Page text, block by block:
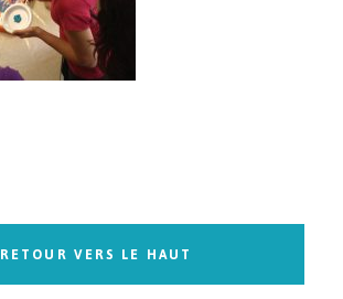
RETOUR VERS LE HAUT